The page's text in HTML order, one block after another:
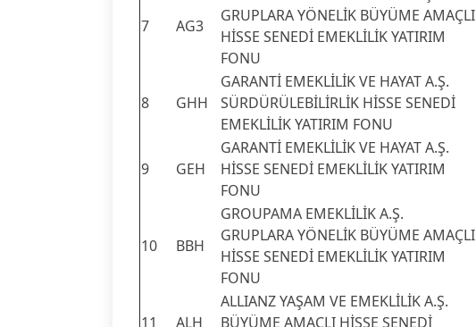
7 AG3
GRUPLARA YÖNELİK BÜYÜME AMAÇLI
HİSSE SENEDİ EMEKLİLİK YATIRIM
FONU
8 GHH
GARANTİ EMEKLİLİK VE HAYAT A.Ş.
SÜRDÜRÜLEBİLİRLİK HİSSE SENEDİ
EMEKLİLİK YATIRIM FONU
9 GEH
GARANTİ EMEKLİLİK VE HAYAT A.Ş.
HİSSE SENEDİ EMEKLİLİK YATIRIM
FONU
10 BBH
GROUPAMA EMEKLİLİK A.Ş.
GRUPLARA YÖNELİK BÜYÜME AMAÇLI
HİSSE SENEDİ EMEKLİLİK YATIRIM
FONU
11 ALH
ALLIANZ YAŞAM VE EMEKLİLİK A.Ş.
BÜYÜME AMAÇLI HİSSE SENEDİ